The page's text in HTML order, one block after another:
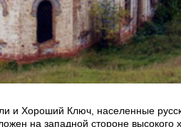
и Хороший Ключ, населенные
на западной стороне высокого